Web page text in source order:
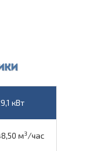
кВт
м3/час